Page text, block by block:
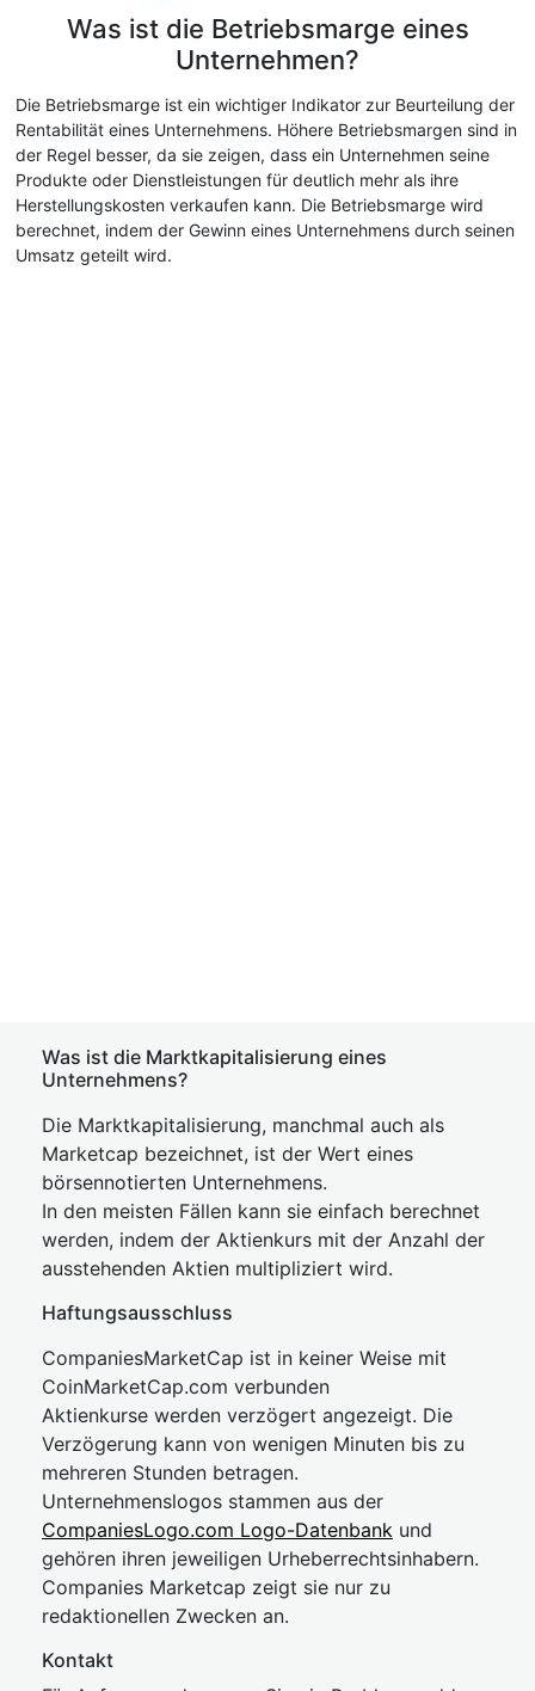
Was ist die Betriebsmarge eines
Unternehmen?
Die Betriebsmarge ist ein wichtiger Indikator zur Beurteilung der
Rentabilität eines Unternehmens. Höhere Betriebsmargen sind in
der Regel besser, da sie zeigen, dass ein Unternehmen seine
Produkte oder Dienstleistungen für deutlich mehr als ihre
Herstellungskosten verkaufen kann. Die Betriebsmarge wird
berechnet, indem der Gewinn eines Unternehmens durch seinen
Umsatz geteilt wird.
Was ist die Marktkapitalisierung eines
Unternehmens?
Die Marktkapitalisierung, manchmal auch als
Marketcap bezeichnet, ist der Wert eines
börsennotierten Unternehmens.
In den meisten Fällen kann sie einfach berechnet
werden, indem der Aktienkurs mit der Anzahl der
ausstehenden Aktien multipliziert wird.
Haftungsausschluss
CompaniesMarketCap ist in keiner Weise mit
CoinMarketCap.com verbunden
Aktienkurse werden verzögert angezeigt. Die
Verzögerung kann von wenigen Minuten bis zu
mehreren Stunden betragen.
Unternehmenslogos stammen aus der
CompaniesLogo.com Logo-Datenbank und
gehören ihren jeweiligen Urheberrechtsinhabern.
Companies Marketcap zeigt sie nur zu
redaktionellen Zwecken an.
Kontakt